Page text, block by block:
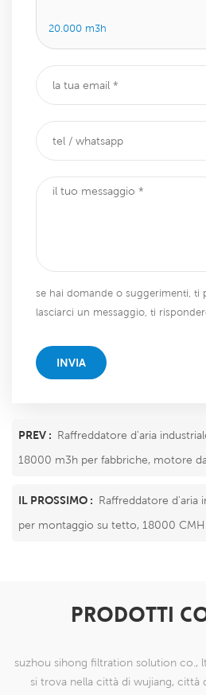
20.000 m3h
se hai domande o suggerimenti, ti
lasciarci un messaggio, ti
INVIA
PREV : Raffreddatore d'aria
18000 m3h per fabbriche, motore
IL PROSSIMO : Raffreddatore d'aria
per montaggio su tetto, 18000 CMH
PRODOTTI
suzhou sihong filtration solution co.,
si trova nella città di wujiang, città